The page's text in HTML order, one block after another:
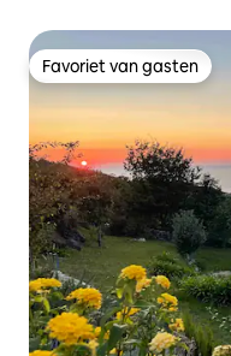
Favoriet van gasten
Favoriet van gasten